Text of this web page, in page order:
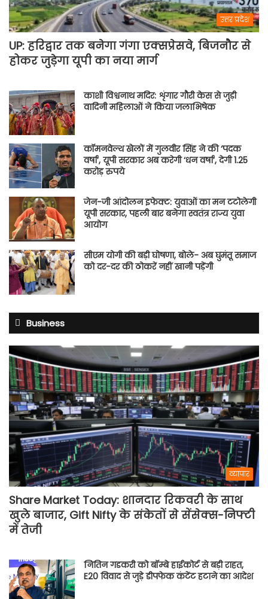
उत्तर प्रदेश
UP: हरिद्वार तक बनेगा गंगा एक्सप्रेसवे, बिजनौर से
होकर जुड़ेगा यूपी का नया मार्ग
काशी विश्वनाथ मदिर: शृंगार गौरी केस से जुड़ी
वादिनी महिलाओं ने किया जलाभिषेक
कॉमनवेल्थ खेलों में गुलवीर सिंह ने की ‘पदक
वर्षा’, यूपी सरकार अब करेगी ‘धन वर्षा’, देगी 1.25
करोड़ रुपये
जेन-जी आंदोलन इफेक्ट: युवाओं का मन टटोलेगी
यूपी सरकार, पहली बार बनेगा स्वतंत्र राज्य युवा
आयोग
सीएम योगी की बड़ी घोषणा, बोले- अब घुमंतू समाज
को दर-दर की ठोकरें नहीं खानी पड़ेंगी
Business
व्यापार
Share Market Today: शानदार रिकवरी के साथ
खुले बाजार, Gift Nifty के संकेतों से सेंसेक्स-निफ्टी
में तेजी
नितिन गडकरी को बॉम्बे हाईकोर्ट से बड़ी राहत,
E20 विवाद से जुड़े डीपफेक कंटेंट हटाने का आदेश